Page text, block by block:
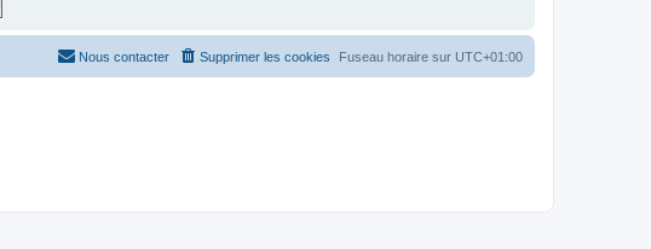
Fuseau horaire sur UTC+01:00
Supprimer les cookies
Nous contacter